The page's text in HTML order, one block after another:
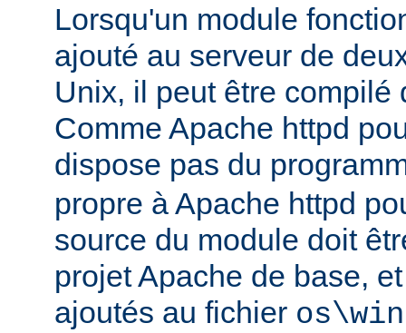
Lorsqu'un module
ajouté au serveur de
Unix, il peut être compilé
Comme Apache httpd
dispose pas du
propre à Apache httpd
source du module doit
projet Apache de base,
ajoutés au fichier